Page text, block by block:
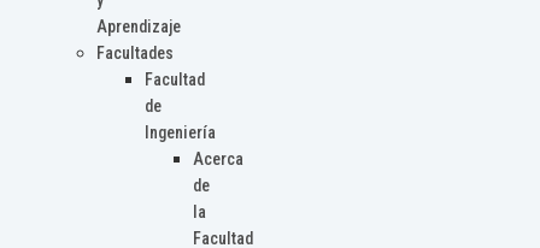
Aprendizaje
Facultades
Facultad
de
Ingeniería
Acerca
de
la
Facultad